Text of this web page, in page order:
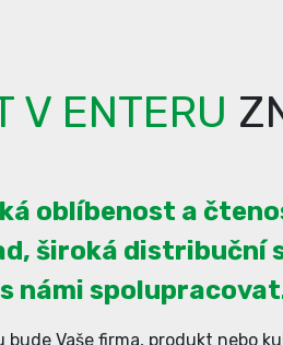
V ENTERU
oblíbenost a
široká distribuční
námi
bude Vaše firma, produkt nebo